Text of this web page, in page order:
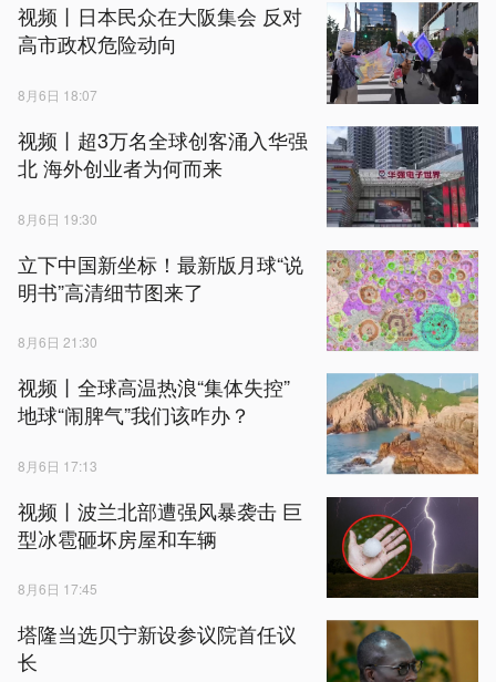
视频丨日本民众在大阪集会 反对
高市政权危险动向
8月6日 18:07
视频丨超3万名全球创客涌入华强
北 海外创业者为何而来
8月6日 19:30
立下中国新坐标！最新版月球“说
明书”高清细节图来了
8月6日 21:30
视频丨全球高温热浪“集体失控”
地球“闹脾气”我们该咋办？
8月6日 17:13
视频丨波兰北部遭强风暴袭击 巨
型冰雹砸坏房屋和车辆
8月6日 17:45
塔隆当选贝宁新设参议院首任议
长